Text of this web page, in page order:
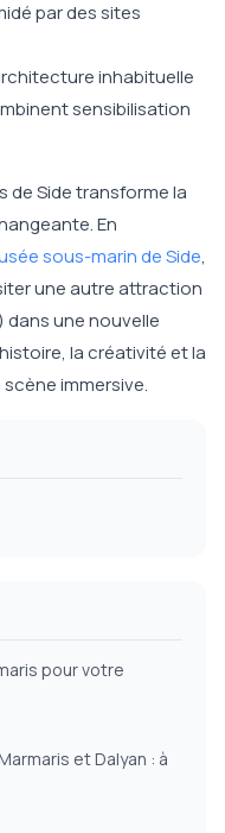
par des sites
inhabituelle
sensibilisation
de Side transforme la
En
sous-marin de Side,
une autre attraction
une nouvelle
la créativité et la
immersive.
pour votre
et Dalyan : à